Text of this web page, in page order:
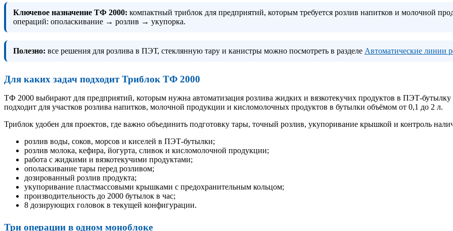
Ключевое назначение ТФ 2000: компактный триблок для предприятий, которым требуется розлив напитков и молочной
операций: ополаскивание → розлив → укупорка.
Полезно: все решения для розлива в ПЭТ, стеклянную тару и канистры можно посмотреть в разделе Автоматические линии
Для каких задач подходит Триблок ТФ 2000
ТФ 2000 выбирают для предприятий, которым нужна автоматизация розлива жидких и вязкотекучих продуктов в ПЭТ-
подходит для участков розлива напитков, молочной продукции и кисломолочных продуктов в бутылки объёмом от 0,1 до 2 л.
Триблок удобен для проектов, где важно объединить подготовку тары, точный розлив, укупоривание крышкой и контроль
розлив воды, соков, морсов и киселей в ПЭТ-бутылки;
розлив молока, кефира, йогурта, сливок и кисломолочной продукции;
работа с жидкими и вязкотекучими продуктами;
ополаскивание тары перед розливом;
дозированный розлив продукта;
укупоривание пластмассовыми крышками с предохранительным кольцом;
производительность до 2000 бутылок в час;
8 дозирующих головок в текущей конфигурации.
Три операции в одном моноблоке